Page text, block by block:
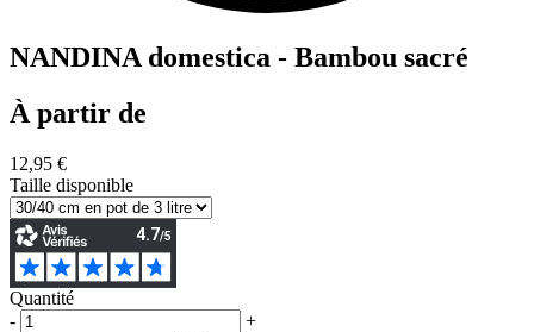
NANDINA domestica - Bambou sacré
À partir de
12,95 €
Taille disponible
Quantité
-
+